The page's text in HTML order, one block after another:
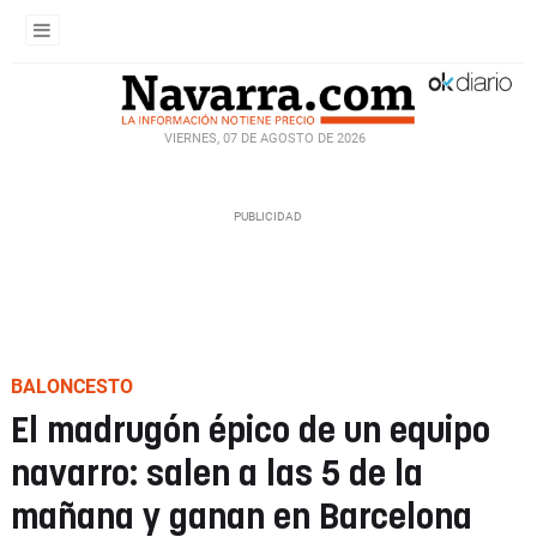
VIERNES, 07 DE AGOSTO DE 2026
BALONCESTO
El madrugón épico de un equipo
navarro: salen a las 5 de la
mañana y ganan en Barcelona